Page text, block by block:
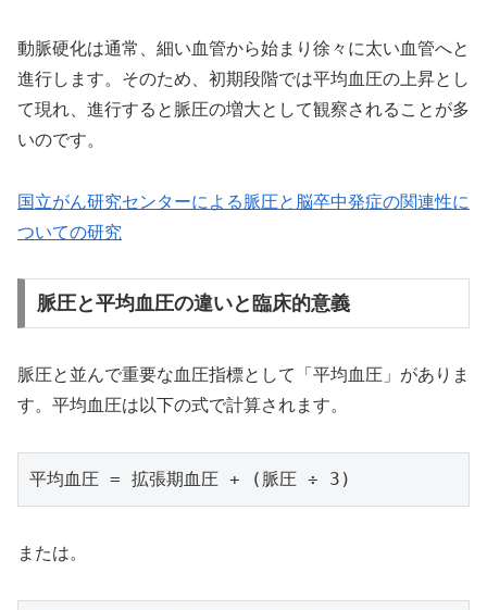
動脈硬化は通常、細い血管から始まり徐々に太い血管へと
進行します。そのため、初期段階では平均血圧の上昇とし
て現れ、進行すると脈圧の増大として観察されることが多
いのです。
国立がん研究センターによる脈圧と脳卒中発症の関連性に
ついての研究
脈圧と平均血圧の違いと臨床的意義
脈圧と並んで重要な血圧指標として「平均血圧」がありま
す。平均血圧は以下の式で計算されます。
または。